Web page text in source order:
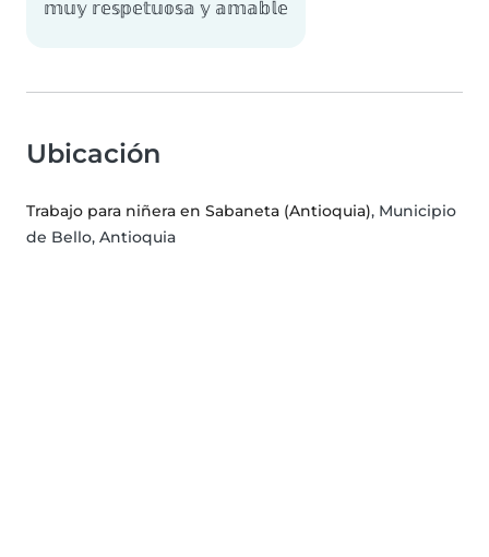
𝕞𝕦𝕪 𝕣𝕖𝕤𝕡𝕖𝕥𝕦𝕠𝕤𝕒 𝕪 𝕒𝕞𝕒𝕓𝕝𝕖
Ubicación
Trabajo para niñera en Sabaneta (Antioquia), Municipio
de Bello, Antioquia